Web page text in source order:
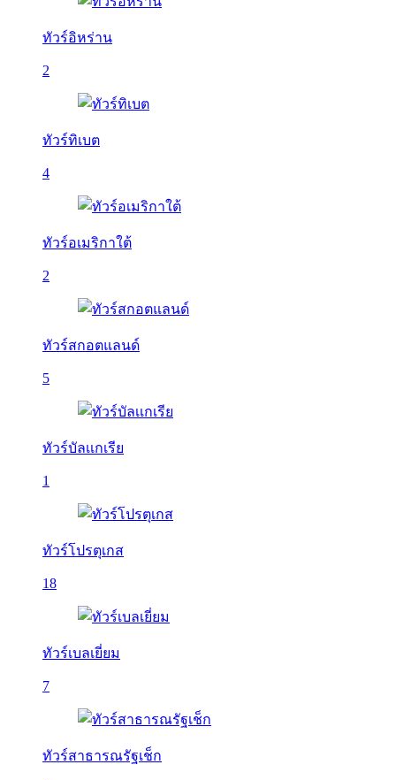
ทัวร์อิหร่าน
2
ทัวร์ทิเบต
4
ทัวร์อเมริกาใต้
2
ทัวร์สกอตแลนด์
5
ทัวร์บัลเเกเรีย
1
ทัวร์โปรตุเกส
18
ทัวร์เบลเยี่ยม
7
ทัวร์สาธารณรัฐเช็ก